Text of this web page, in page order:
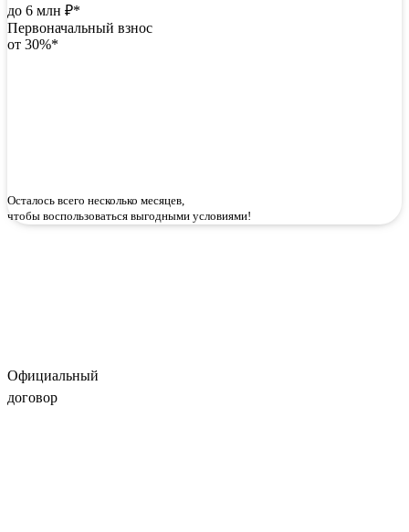
до 6 млн ₽*
Первоначальный взнос
от 30%*
Осталось всего несколько месяцев,
чтобы воспользоваться выгодными условиями!
Официальный
договор